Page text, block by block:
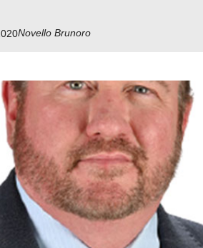
Novello Brunoro